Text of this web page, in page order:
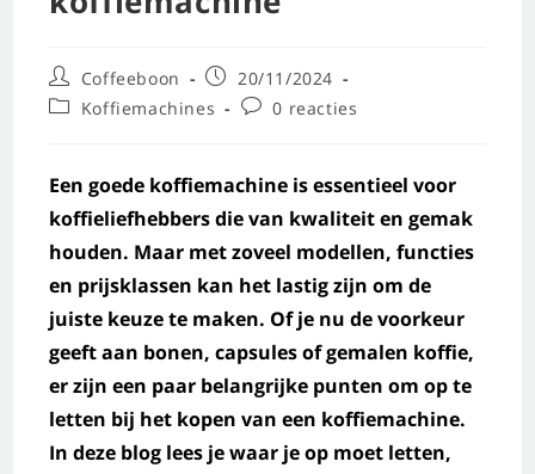
Coffeeboon
20/11/2024
Koffiemachines
0 reacties
Een goede koffiemachine is essentieel voor
koffieliefhebbers die van kwaliteit en gemak
houden. Maar met zoveel modellen, functies
en prijsklassen kan het lastig zijn om de
juiste keuze te maken. Of je nu de voorkeur
geeft aan bonen, capsules of gemalen koffie,
er zijn een paar belangrijke punten om op te
letten bij het kopen van een koffiemachine.
In deze blog lees je waar je op moet letten,